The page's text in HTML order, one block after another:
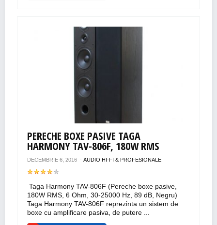
PERECHE BOXE PASIVE TAGA
HARMONY TAV-806F, 180W RMS
DECEMBRIE 6, 2016 AUDIO HI-FI & PROFESIONALE
Taga Harmony TAV-806F (Pereche boxe pasive,
180W RMS, 6 Ohm, 30-25000 Hz, 89 dB, Negru)
Taga Harmony TAV-806F reprezinta un sistem de
boxe cu amplificare pasiva, de putere ...